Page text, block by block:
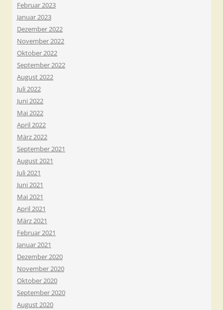
Februar 2023
Januar 2023
Dezember 2022
November 2022
Oktober 2022
September 2022
August 2022
Juli 2022
Juni 2022
Mai 2022
April 2022
März 2022
September 2021
August 2021
Juli 2021
Juni 2021
Mai 2021
April 2021
März 2021
Februar 2021
Januar 2021
Dezember 2020
November 2020
Oktober 2020
September 2020
August 2020